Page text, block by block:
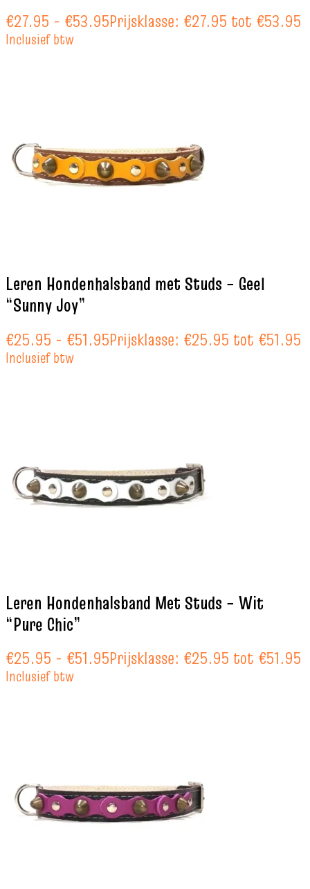
€27.95 - €53.95Prijsklasse: €27.95 tot €53.95
Inclusief btw
Leren Hondenhalsband met Studs – Geel
“Sunny Joy”
€25.95 - €51.95Prijsklasse: €25.95 tot €51.95
Inclusief btw
Leren Hondenhalsband Met Studs – Wit
“Pure Chic”
€25.95 - €51.95Prijsklasse: €25.95 tot €51.95
Inclusief btw